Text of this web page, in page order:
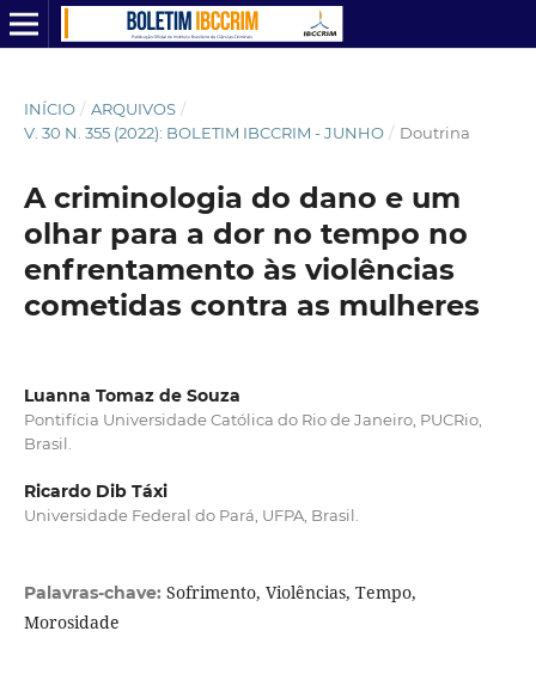
INÍCIO / ARQUIVOS /
V. 30 N. 355 (2022): BOLETIM IBCCRIM - JUNHO / Doutrina
A criminologia do dano e um
olhar para a dor no tempo no
enfrentamento às violências
cometidas contra as mulheres
Luanna Tomaz de Souza
Pontifícia Universidade Católica do Rio de Janeiro, PUCRio,
Brasil.
Ricardo Dib Táxi
Universidade Federal do Pará, UFPA, Brasil.
Palavras-chave: Sofrimento, Violências, Tempo,
Morosidade